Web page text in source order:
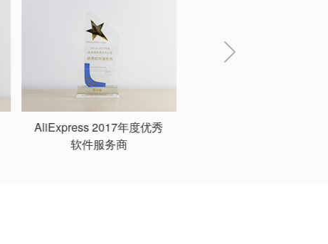
AliExpress 2018年度优秀
服务之星